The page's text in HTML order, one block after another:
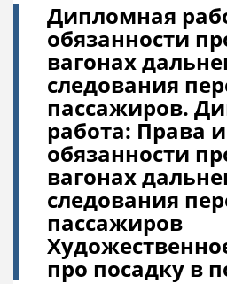
Дипломная
обязанности
вагонах
следования
пассажиров.
работа: Права и
обязанности
вагонах
следования
пассажиров
про посадку в